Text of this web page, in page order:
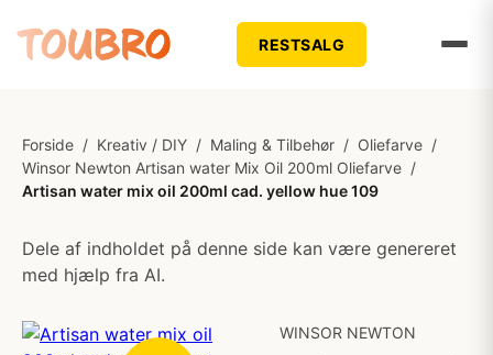
RESTSALG
Forside / Kreativ / DIY / Maling & Tilbehør / Oliefarve /
Winsor Newton Artisan water Mix Oil 200ml Oliefarve /
Artisan water mix oil 200ml cad. yellow hue 109
Dele af indholdet på denne side kan være genereret
med hjælp fra AI.
WINSOR NEWTON